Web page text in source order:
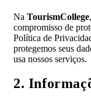
Na TourismCollege
compromisso de
Política de
protegemos seus
usa nossos serviços.
2.